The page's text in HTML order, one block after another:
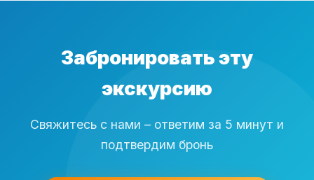
Забронировать эту
экскурсию
Свяжитесь с нами – ответим за 5 минут и
подтвердим бронь